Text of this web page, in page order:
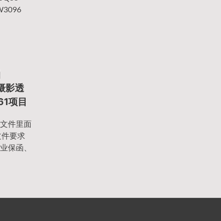
影透
项目
件里面
要求
保函、